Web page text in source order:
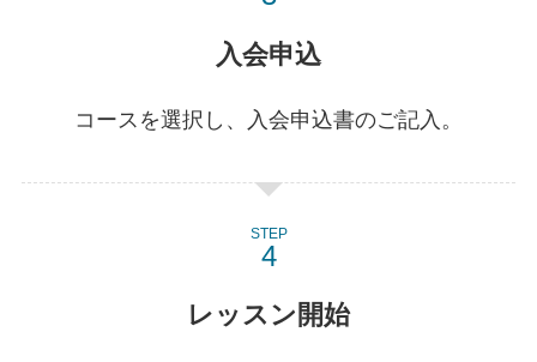
入会申込
コースを選択し、入会申込書のご記入。
STEP
レッスン開始